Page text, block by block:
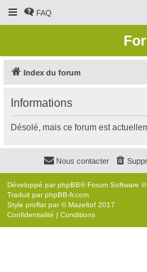
FAQ
Index du forum
Informations
Désolé, mais ce forum est
Nous contacter
Développé parphpBB® Forum Software
Traduit parphpBB-fr.com
Style proflat par ©Mazeltof 2017
Confidentialité | Conditions